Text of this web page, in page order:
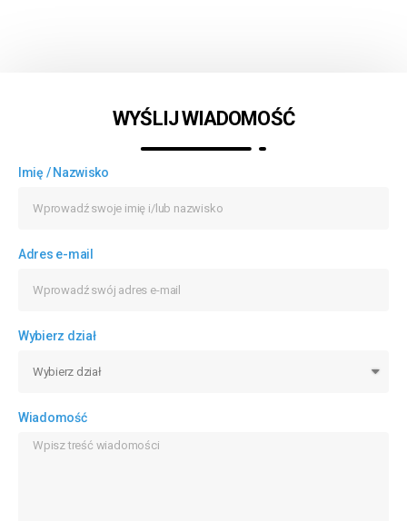
WYŚLIJ WIADOMOŚĆ
Imię / Nazwisko
Adres e-mail
Wybierz dział
Wiadomość